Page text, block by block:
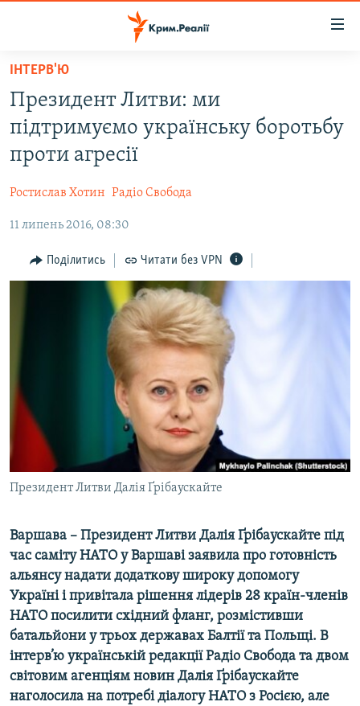
Перейти
основного
матеріалу
Перейти
до
основної
Перейти
пошуку
ВОДА.КРИМ
ВІДЕО ТА ФОТО
БЛОГИ
ПОГЛЯД
ІНТЕРВ'Ю
ВІДЕОУРОКИ «ELIFBE»
СВІДЧЕННЯ ОКУПАЦІЇ
УКРАЇНСЬКА ПРОБЛЕМА КРИМУ
ІНФОГРАФІКА
ЯК ОБІЙТИ БЛОКУВАННЯ
Русский
Qırımtatar
ДОЛУЧАЙСЯ!
Усі сайти RFE/RL
ІНТЕРВ'Ю
Президент Литви: ми
підтримуємо українську боротьбу
проти агресії
Ростислав Хотин Радіо Свобода
11 липень 2016, 08:30
Поділитись Читати без VPN
Президент Литви Далія Ґрібаускайте
Варшава – Президент Литви Далія Ґрібаускайте під
час саміту НАТО у Варшаві заявила про готовність
альянсу надати додаткову широку допомогу
Україні і привітала рішення лідерів 28 країн-членів
НАТО посилити східний фланг, розмістивши
батальйони у трьох державах Балтії та Польщі. В
інтерв’ю українській редакції Радіо Свобода та двом
світовим агенціям новин Далія Ґрібаускайте
наголосила на потребі діалогу НАТО з Росією, але